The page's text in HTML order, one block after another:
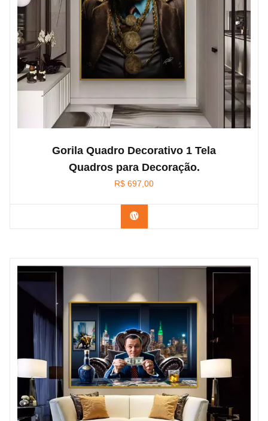
Gorila Quadro Decorativo 1 Tela
Quadros para Decoração.
R$ 697,00
Confira na Amazon